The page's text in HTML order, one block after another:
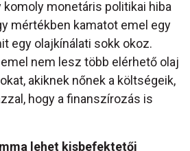
monetáris politikai hiba
mértékben kamatot emel egy
egy olajkínálati sokk okoz.
nem lesz több elérhető olaj
akiknek nőnek a költségeik,
hogy a finanszírozás is
lehet kisbefektetői